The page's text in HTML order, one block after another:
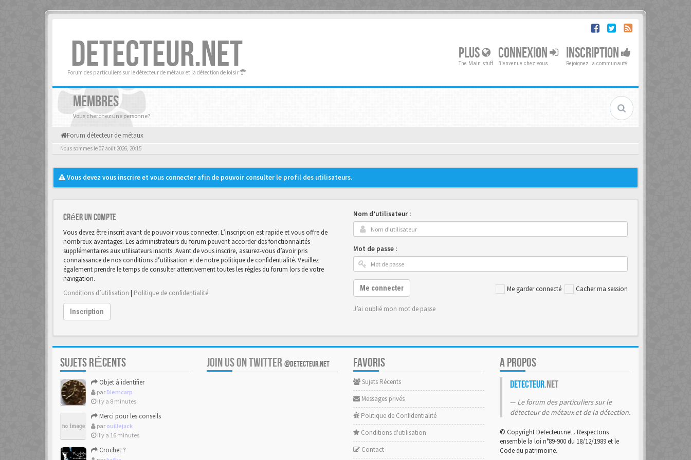
DETECTEUR.NET
Forum des particuliers sur le détecteur de métaux et la détection de loisir
PLUS
The Main stuff
CONNEXION
Bienvenue chez vous
INSCRIPTION
Rejoignez la communauté
MEMBRES
Vous cherchez une personne?
Forum détecteur de métaux
Nous sommes le 07 août 2026, 20:15
Vous devez vous inscrire et vous connecter afin de pouvoir consulter le profil des utilisateurs.
Créer un Compte
Vous devez être inscrit avant de pouvoir vous connecter. L’inscription est rapide et vous offre de
nombreux avantages. Les administrateurs du forum peuvent accorder des fonctionnalités
supplémentaires aux utilisateurs inscrits. Avant de vous inscrire, assurez-vous d’avoir pris
connaissance de nos conditions d’utilisation et de notre politique de confidentialité. Veuillez
également prendre le temps de consulter attentivement toutes les règles du forum lors de votre
navigation.
Conditions d’utilisation | Politique de confidentialité
Inscription
Nom d’utilisateur :
Mot de passe :
Me garder connecté Cacher ma session
Me connecter
J’ai oublié mon mot de passe
SUJETS RÉCENTS
Objet à identifier
par Diemcarp
il y a 8 minutes
Merci pour les conseils
par ouillejack
il y a 16 minutes
Crochet ?
JOIN US ON TWITTER @DETECTEUR.NET FAVORIS
Sujets Récents
Messages privés
Politique de Confidentialité
Conditions d'utilisation
Contact
A PROPOS
Detecteur.net
Le forum des particuliers sur le
détecteur de métaux et de la détection.
© Copyright Detecteur.net . Respectons
ensemble la loi n°89-900 du 18/12/1989 et le
Code du patrimoine.